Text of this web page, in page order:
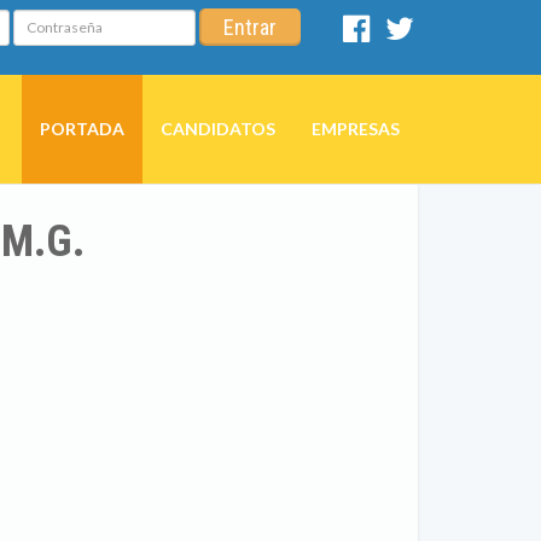
Contraseña Entrar
Facebook
PORTADA CANDIDATOS EMPRESAS